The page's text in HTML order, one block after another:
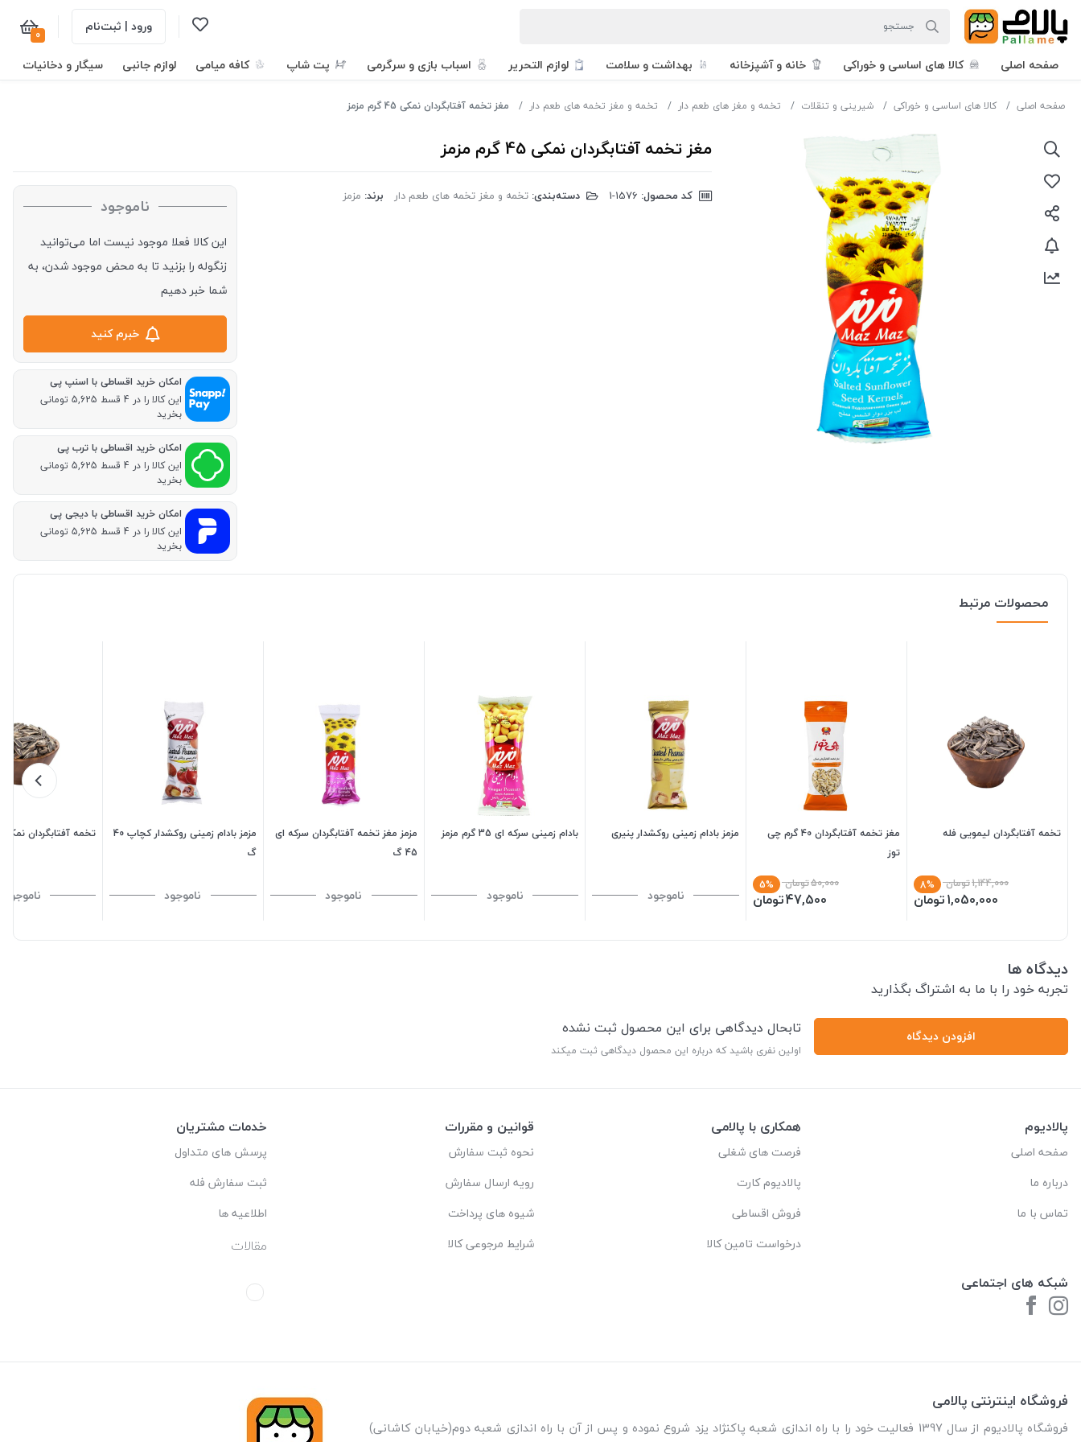
ورود | ثبت‌نام 0
صفحه اصلی کالا های اساسی و خوراکی خانه و آشپزخانه بهداشت و سلامت لوازم التحریر اسباب بازی و سرگرمی پت شاپ کافه میامی لوازم جانبی سیگار و دخانیات
صفحه اصلی کالا های اساسی و خوراکی شیرینی و تنقلات تخمه و مغز های طعم دار تخمه و مغز تخمه های طعم دار مغز تخمه آفتابگردان نمکی 45 گرم مزمز
مغز تخمه آفتابگردان نمکی 45 گرم مزمز
کد محصول: دسته‌بندی: تخمه و مغز تخمه های طعم دار برند: مزمز ناموجود
این کالا فعلا موجود نیست اما می‌توانید
زنگوله را بزنید تا به محض موجود شدن، به
شما خبر دهیم
خبرم کنید
امکان خرید اقساطی با اسنپ پی
این کالا را در 4 قسط 5,625 تومانی
بخرید
امکان خرید اقساطی با ترب پی
این کالا را در 4 قسط 5,625 تومانی
بخرید
امکان خرید اقساطی با دیجی پی
این کالا را در 4 قسط 5,625 تومانی
بخرید
محصولات مرتبط
تخمه آفتابگردان لیمویی فله
1,144,000تومان 8%
1,050,000تومان
مغز تخمه آفتابگردان 40 گرم چی
توز
50,000تومان 5%
47,500تومان
مزمز بادام زمینی روکشدار پنیری
ناموجود
بادام زمینی سرکه ای 35 گرم مزمز
ناموجود
مزمز مغز تخمه آفتابگردان سرکه ای
45 گ
ناموجود
مزمز بادام زمینی روکشدار کچاپ 40
گ
ناموجود
تخمه آفتابگردان نمکی
ناموجود
دیدگاه ها
تجربه خود را با ما به اشتراگ بگذارید
افزودن دیدگاه تابحال دیدگاهی برای این محصول ثبت نشده
اولین نفری باشید که درباره این محصول دیدگاهی ثبت میکند
پالادیوم
صفحه اصلی
درباره ما
تماس با ما
شبکه های اجتماعی
همکاری با پالامی
فرصت های شغلی
پالادیوم کارت
فروش اقساطی
درخواست تامین کالا
قوانین و مقررات
نحوه ثبت سفارش
رویه ارسال سفارش
شیوه های پرداخت
شرایط مرجوعی کالا
خدمات مشتریان
پرسش های متداول
ثبت سفارش فله
اطلاعیه ها
مقالات
فروشگاه اینترنتی پالامی
فروشگاه پالادیوم از سال 1397 فعالیت خود را با راه اندازی شعبه پاکنژاد یزد شروع نموده و پس از آن با راه اندازی شعبه دوم(خیابان کاشانی)